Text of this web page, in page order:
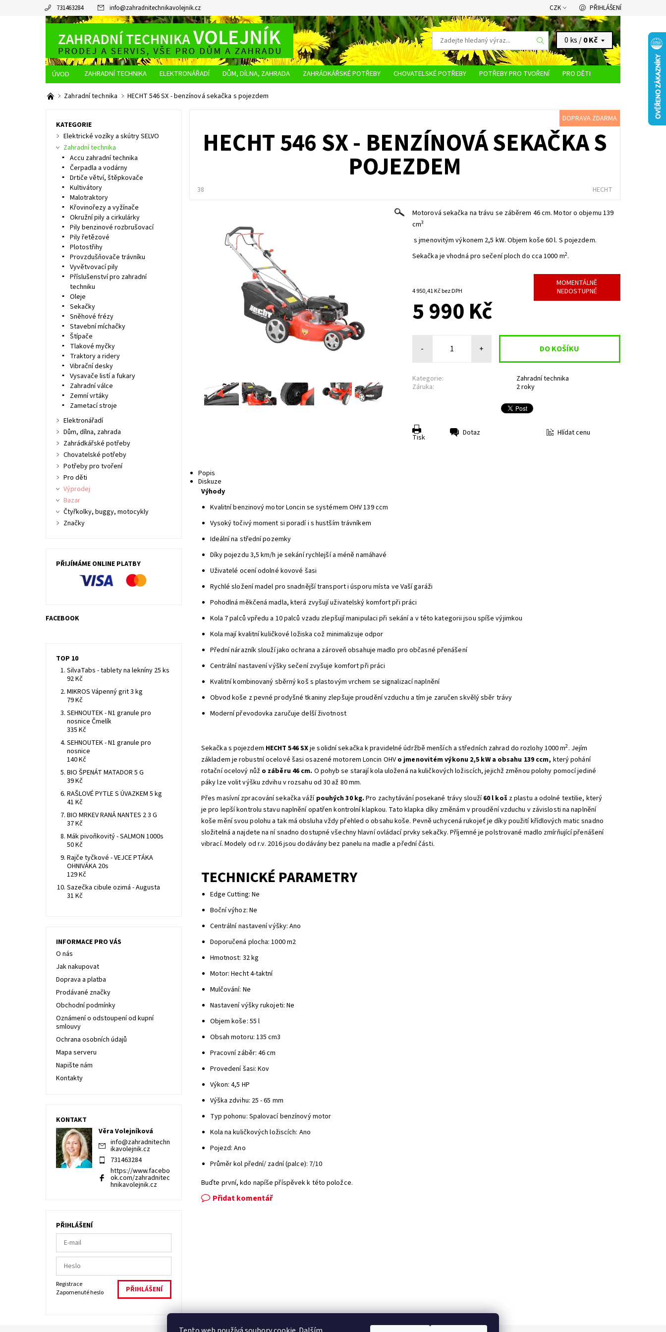
731463284 info@zahradnitechnikavolejnik.cz CZK PŘIHLÁŠENÍ
0 ks /0 Kč
ZAHRADNÍ TECHNIKA ELEKTRONÁŘADÍ DŮM, DÍLNA, ZAHRADA ZAHRÁDKÁŘSKÉ POTŘEBY CHOVATELSKÉ POTŘEBY POTŘEBY PRO TVOŘENÍ
PRO DĚTI
O NÁS
JAK NAKUPOVAT DOPRAVA A PLATBA OBCHODNÍ PODMÍNKY
Zahradní technika HECHT 546 SX - benzínová sekačka s pojezdem
DOPRAVA ZDARMA
HECHT 546 SX - BENZÍNOVÁ SEKAČKA S
POJEZDEM
38 HECHT
Motorová sekačka na trávu se záběrem 46 cm. Motor o objemu 139
cm3
s jmenovitým výkonem 2,5 kW. Objem koše 60 l. S pojezdem.
Sekačka je vhodná pro sečení ploch do cca 1000 m2.
4 950,41 Kč bez DPH
MOMENTÁLNĚ
NEDOSTUPNÉ
5 990 Kč
- +
Kategorie:
Zahradní technika
Záruka:
2 roky
Tisk Dotaz Hlídat cenu
Popis
Diskuze
Výhody
Kvalitní benzinový motor Loncin se systémem OHV 139 ccm
Vysoký točivý moment si poradí i s hustším trávníkem
Ideální na střední pozemky
Díky pojezdu 3,5 km/h je sekání rychlejší a méně namáhavé
Uživatelé ocení odolné kovové šasi
Rychlé složení madel pro snadnější transport i úsporu místa ve Vaší garáži
Pohodlná měkčená madla, která zvyšují uživatelský komfort při práci
Kola 7 palců vpředu a 10 palců vzadu zlepšují manipulaci při sekání a v této kategorii jsou spíše výjimkou
Kola mají kvalitní kuličkové ložiska což minimalizuje odpor
Přední nárazník slouží jako ochrana a zároveň obsahuje madlo pro občasné přenášení
Centrální nastavení výšky sečení zvyšuje komfort při práci
Kvalitní kombinovaný sběrný koš s plastovým vrchem se signalizací naplnění
Obvod koše z pevné prodyšné tkaniny zlepšuje proudění vzduchu a tím je zaručen skvělý sběr trávy
Moderní převodovka zaručuje delší životnost
Sekačka s pojezdem HECHT 546 SXje solidní sekačka k pravidelné údržbě menších a středních zahrad do rozlohy 1000 m2. Jejím
základem je robustní ocelové šasi osazené motorem Loncin OHV o jmenovitém výkonu 2,5 kW a obsahu 139 ccm, který pohání
rotační ocelový nůž o záběru 46 cm. O pohyb se starají kola uložená na kuličkových ložiscích, jejichž změnou polohy pomocí jediné
páky lze volit výšku zdvihu v rozsahu od 30 až 80 mm.
Přes masívní zpracování sekačka váží pouhých 30 kg. Pro zachytávání posekané trávy slouží 60 l koš z plastu a odolné textilie, který
je pro lepší kontrolu stavu naplnění opatřen kontrolní klapkou. Tato klapka díky změnám v proudění vzduchu v závislosti na naplnění
koše mění svou polohu a tak má obsluha vždy přehled o obsahu koše. Pevně uchycená rukojeť je díky použití křídlových matic snadno
složitelná a najdete na ní snadno dostupné všechny hlavní ovládací prvky sekačky. Příjemné je polstrované madlo zmírňující přenášení
vibrací. Modely od r.v. 2016 jsou dodávány bez panelu na madle a přední části.
TECHNICKÉ PARAMETRY
Edge Cutting: Ne
Boční výhoz: Ne
Centrální nastavení výšky: Ano
Doporučená plocha: 1000 m2
Hmotnost: 32 kg
Motor: Hecht 4-taktní
Mulčování: Ne
Nastavení výšky rukojeti: Ne
Objem koše: 55 l
Obsah motoru: 135 cm3
Pracovní záběr: 46 cm
Provedení šasi: Kov
Výkon: 4,5 HP
Výška zdvihu: 25 - 65 mm
Typ pohonu: Spalovací benzínový motor
Kola na kuličkových ložiscích: Ano
Pojezd: Ano
Průměr kol přední/ zadní (palce): 7/10
Buďte první, kdo napíše příspěvek k této položce.
Přidat komentář
KATEGORIE
Elektrické vozíky a skútry SELVO
Zahradní technika
Accu zahradní technika
Čerpadla a vodárny
Drtiče větví, štěpkovače
Kultivátory
Malotraktory
Křovinořezy a vyžínače
Okružní pily a cirkulárky
Pily benzinové rozbrušovací
Pily řetězové
Plotostřihy
Provzdušňovače trávníku
Vyvětvovací pily
Příslušenství pro zahradní
techniku
Oleje
Sekačky
Sněhové frézy
Stavební míchačky
Štípače
Tlakové myčky
Traktory a ridery
Vibrační desky
Vysavače listí a fukary
Zahradní válce
Zemní vrtáky
Zametací stroje
Elektronářadí
Dům, dílna, zahrada
Zahrádkářské potřeby
Chovatelské potřeby
Potřeby pro tvoření
Pro děti
Výprodej
Bazar
Čtyřkolky, buggy, motocykly
Značky
PŘIJÍMÁME ONLINE PLATBY
FACEBOOK
TOP 10
SilvaTabs - tablety na lekníny 25 ks
92 Kč
MIKROS Vápenný grit 3 kg
79 Kč
SEHNOUTEK - N1 granule pro
nosnice Čmelík
335 Kč
SEHNOUTEK - N1 granule pro
nosnice
140 Kč
BIO ŠPENÁT MATADOR 5 G
39 Kč
RAŠLOVÉ PYTLE S ÚVAZKEM 5 kg
41 Kč
BIO MRKEV RANÁ NANTES 2 3 G
37 Kč
Mák pivoňkovitý - SALMON 1000s
50 Kč
Rajče tyčkové - VEJCE PTÁKA
OHNIVÁKA 20s
129 Kč
Sazečka cibule ozimá - Augusta
31 Kč
INFORMACE PRO VÁS
O nás
Jak nakupovat
Doprava a platba
Prodávané značky
Obchodní podmínky
Oznámení o odstoupení od kupní
smlouvy
Ochrana osobních údajů
Mapa serveru
Napište nám
Kontakty
KONTAKT
Věra Volejníková
info@zahradnitechn
ikavolejnik.cz
731463284
https://www.facebo
ok.com/zahradnitec
hnikavolejnik.cz
PŘIHLÁŠENÍ
Registrace
Zapomenuté heslo